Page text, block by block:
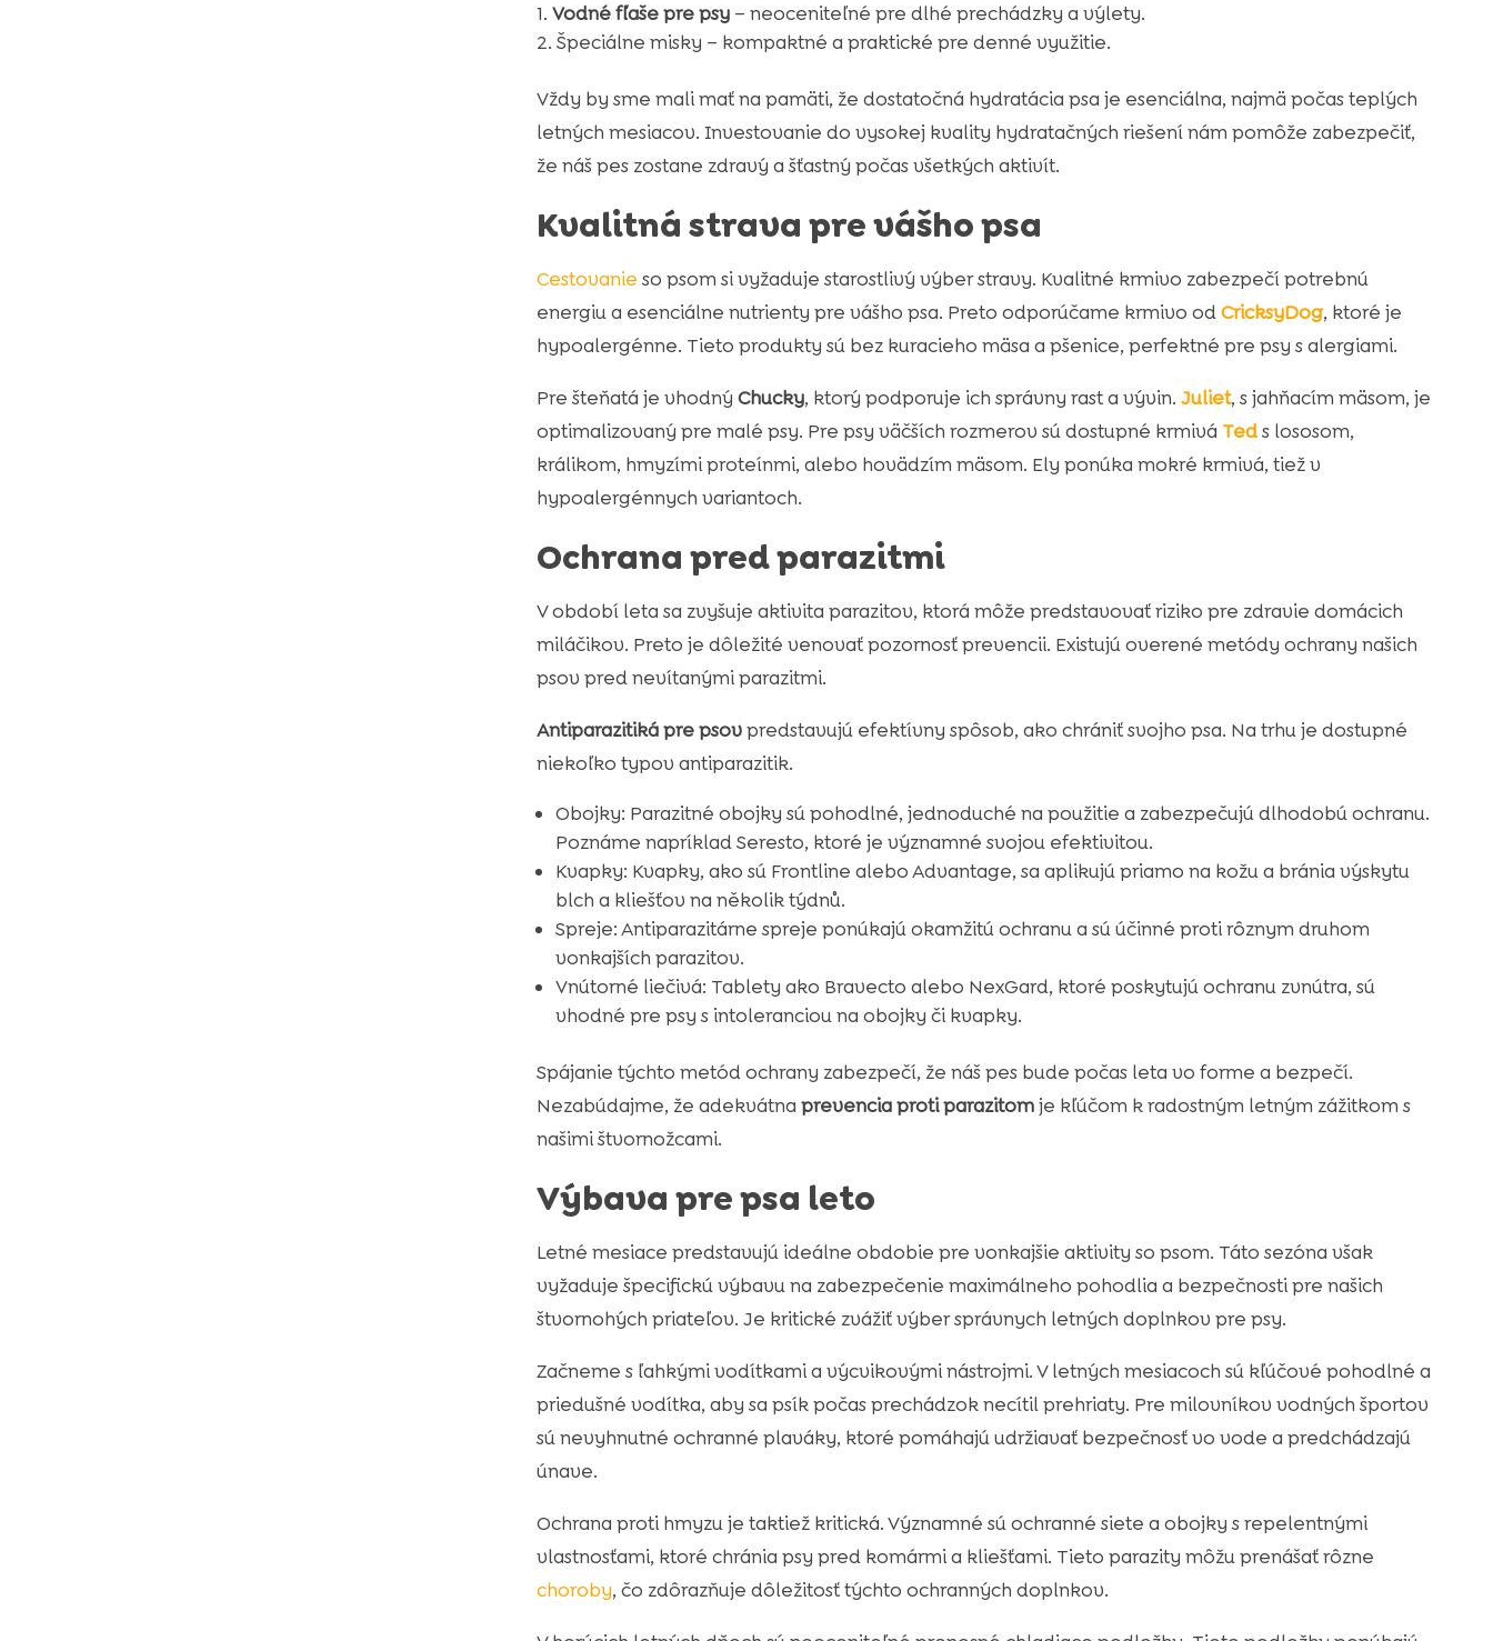
Vodné fľaše pre psy– neoceniteľné pre dlhé prechádzky a výlety.
Špeciálne misky – kompaktné a praktické pre denné využitie.
Vždy by sme mali mať na pamäti, že dostatočná hydratácia psa je esenciálna, najmä počas teplých
letných mesiacov. Investovanie do vysokej kvality hydratačných riešení nám pomôže zabezpečiť,
že náš pes zostane zdravý a šťastný počas všetkých aktivít.
Kvalitná strava pre vášho psa
Cestovanie so psom si vyžaduje starostlivý výber stravy. Kvalitné krmivo zabezpečí potrebnú
energiu a esenciálne nutrienty pre vášho psa. Preto odporúčame krmivo odCricksyDog, ktoré je
hypoalergénne. Tieto produkty sú bez kuracieho mäsa a pšenice, perfektné pre psy s alergiami.
Pre šteňatá je vhodný Chucky, ktorý podporuje ich správny rast a vývin. Juliet, s jahňacím mäsom, je
optimalizovaný pre malé psy. Pre psy väčších rozmerov sú dostupné krmivá Teds lososom,
králikom, hmyzími proteínmi, alebo hovädzím mäsom. Ely ponúka mokré krmivá, tiež v
hypoalergénnych variantoch.
Ochrana pred parazitmi
V období leta sa zvyšuje aktivita parazitov, ktorá môže predstavovať riziko pre zdravie domácich
miláčikov. Preto je dôležité venovať pozornosť prevencii. Existujú overené metódy ochrany našich
psov pred nevítanými parazitmi.
Antiparazitiká pre psovpredstavujú efektívny spôsob, ako chrániť svojho psa. Na trhu je dostupné
niekoľko typov antiparazitik.
Obojky: Parazitné obojky sú pohodlné, jednoduché na použitie a zabezpečujú dlhodobú ochranu.
Poznáme napríklad Seresto, ktoré je významné svojou efektivitou.
Kvapky: Kvapky, ako sú Frontline alebo Advantage, sa aplikujú priamo na kožu a bránia výskytu
blch a kliešťov na několik týdnů.
Spreje: Antiparazitárne spreje ponúkajú okamžitú ochranu a sú účinné proti rôznym druhom
vonkajších parazitov.
Vnútorné liečivá: Tablety ako Bravecto alebo NexGard, ktoré poskytujú ochranu zvnútra, sú
vhodné pre psy s intoleranciou na obojky či kvapky.
Spájanie týchto metód ochrany zabezpečí, že náš pes bude počas leta vo forme a bezpečí.
Nezabúdajme, že adekvátna prevencia proti parazitomje kľúčom k radostným letným zážitkom s
našimi štvornožcami.
Výbava pre psa leto
Letné mesiace predstavujú ideálne obdobie pre vonkajšie aktivity so psom. Táto sezóna však
vyžaduje špecifickú výbavu na zabezpečenie maximálneho pohodlia a bezpečnosti pre našich
štvornohých priateľov. Je kritické zvážiť výber správnych letných doplnkov pre psy.
Začneme s ľahkými vodítkami a výcvikovými nástrojmi. V letných mesiacoch sú kľúčové pohodlné a
priedušné vodítka, aby sa psík počas prechádzok necítil prehriaty. Pre milovníkov vodných športov
sú nevyhnutné ochranné plaváky, ktoré pomáhajú udržiavať bezpečnosť vo vode a predchádzajú
únave.
Ochrana proti hmyzu je taktiež kritická. Významné sú ochranné siete a obojky s repelentnými
vlastnosťami, ktoré chránia psy pred komármi a kliešťami. Tieto parazity môžu prenášať rôzne
choroby, čo zdôrazňuje dôležitosť týchto ochranných doplnkov.